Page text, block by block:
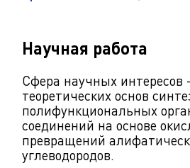
Научная работа
Сфера научных интересов
теоретических основ
полифункциональных
соединений на основе
превращений
углеводородов.